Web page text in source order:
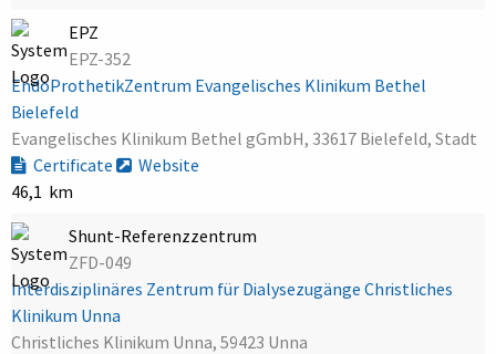
EPZ
EPZ-352
EndoProthetikZentrum Evangelisches Klinikum Bethel
Bielefeld
Evangelisches Klinikum Bethel gGmbH, 33617 Bielefeld, Stadt
Certificate
Website
46,1 km
Shunt-Referenzzentrum
ZFD-049
Interdisziplinäres Zentrum für Dialysezugänge Christliches
Klinikum Unna
Christliches Klinikum Unna, 59423 Unna